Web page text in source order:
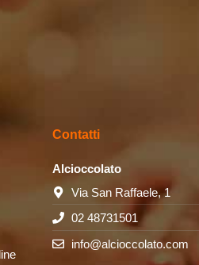
Contatti
Alcioccolato
Via San Raffaele, 1
02 48731501
info@alcioccolato.com